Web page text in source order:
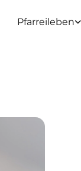
Pfarreileben